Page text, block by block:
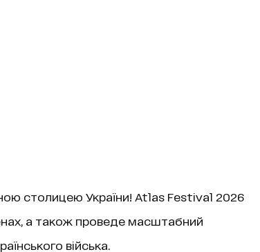
столицею України! Atlas Festival 2026
а також проведе масштабний
війська.